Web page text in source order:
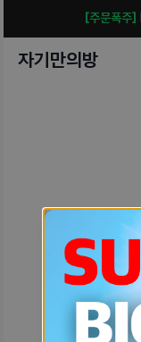
[주문폭주]
자기만의방